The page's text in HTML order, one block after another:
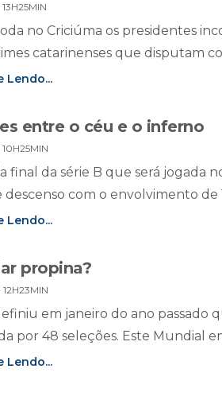
13H25MIN
no Criciúma os presidentes
catarinenses que disputam
Lendo...
entre o céu e o inferno
10H25MIN
final da série B que será jogada
descenso com o envolvimento de
Lendo...
propina?
12H23MIN
em janeiro do ano passado
por 48 seleções. Este Mundial
Lendo...